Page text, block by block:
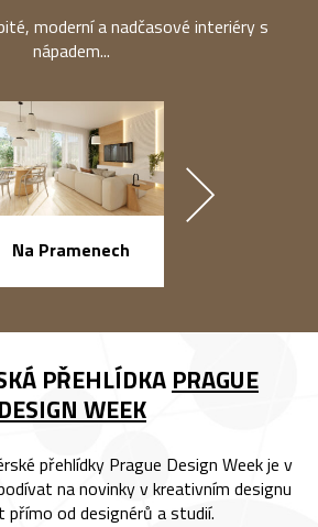
moderní a nadčasové interiéry s
nápadem...
Na Pramenech
PŘEHLÍDKA PRAGUE
DESIGN WEEK
přehlídky Prague Design Week je v
na novinky v kreativním designu
přímo od designérů a studií.